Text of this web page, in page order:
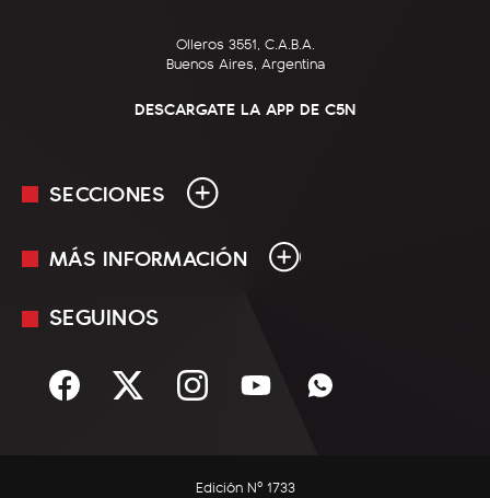
Olleros 3551, C.A.B.A.
Buenos Aires, Argentina
DESCARGATE LA APP DE C5N
SECCIONES
En Vivo
Sociedad
MÁS INFORMACIÓN
Mediakit
Términos y condiciones
SEGUINOS
Edición Nº 1733